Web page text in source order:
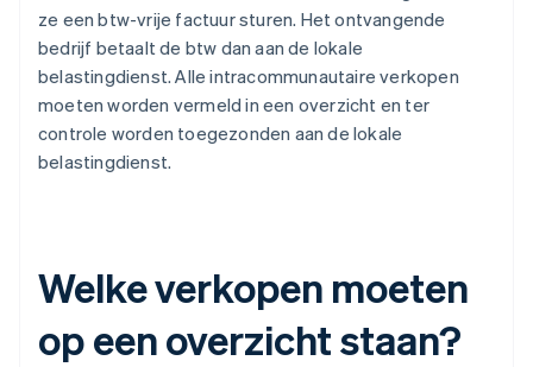
ze een btw-vrije factuur sturen. Het ontvangende
bedrijf betaalt de btw dan aan de lokale
belastingdienst. Alle intracommunautaire verkopen
moeten worden vermeld in een overzicht en ter
controle worden toegezonden aan de lokale
belastingdienst.
Welke verkopen moeten
op een overzicht staan?